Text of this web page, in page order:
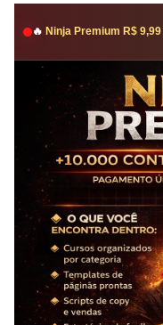
🔥 Ninja Premium R$ 9,99